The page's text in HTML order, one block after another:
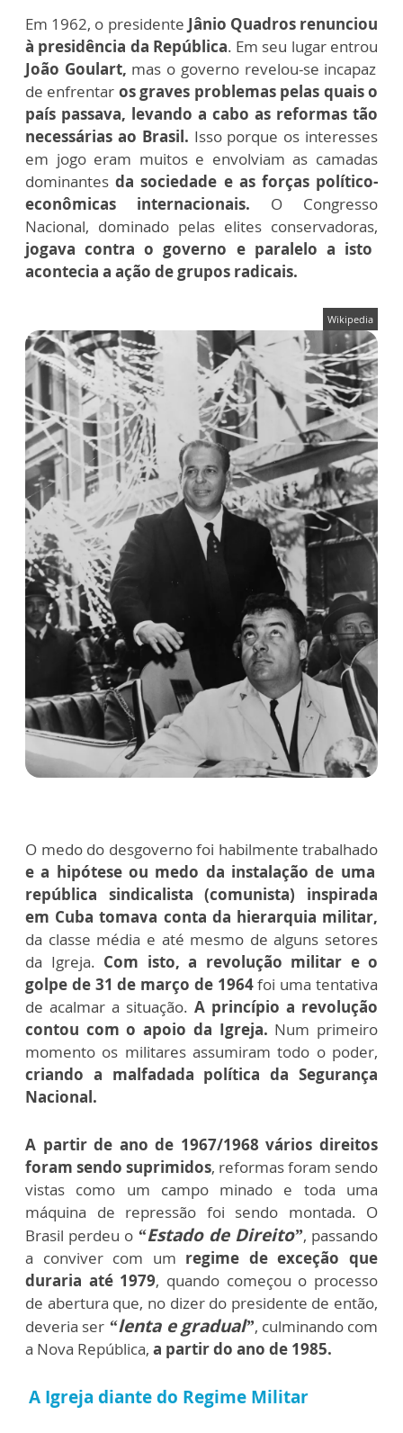
Em 1962, o presidente Jânio Quadros renunciou
à presidência da República. Em seu lugar entrou
João Goulart, mas o governo revelou-se incapaz
de enfrentar os graves problemas pelas quais o
país passava, levando a cabo as reformas tão
necessárias ao Brasil. Isso porque os interesses
em jogo eram muitos e envolviam as camadas
dominantes da sociedade e as forças político-
econômicas internacionais. O Congresso
Nacional, dominado pelas elites conservadoras,
jogava contra o governo e paralelo a isto
acontecia a ação de grupos radicais.
Wikipedia
O medo do desgoverno foi habilmente trabalhado
e a hipótese ou medo da instalação de uma
república sindicalista (comunista) inspirada
em Cuba tomava conta da hierarquia militar,
da classe média e até mesmo de alguns setores
da Igreja. Com isto, a revolução militar e o
golpe de 31 de março de 1964foi uma tentativa
de acalmar a situação. A princípio a revolução
contou com o apoio da Igreja. Num primeiro
momento os militares assumiram todo o poder,
criando a malfadada política da Segurança
Nacional.
A partir de ano de 1967/1968 vários direitos
foram sendo suprimidos, reformas foram sendo
vistas como um campo minado e toda uma
máquina de repressão foi sendo montada. O
Brasil perdeu o “Estado de Direito”, passando
a conviver com um regime de exceção que
duraria até 1979, quando começou o processo
de abertura que, no dizer do presidente de então,
deveria ser “lenta e gradual”, culminando com
a Nova República, a partir do ano de 1985.
A Igreja diante do Regime Militar